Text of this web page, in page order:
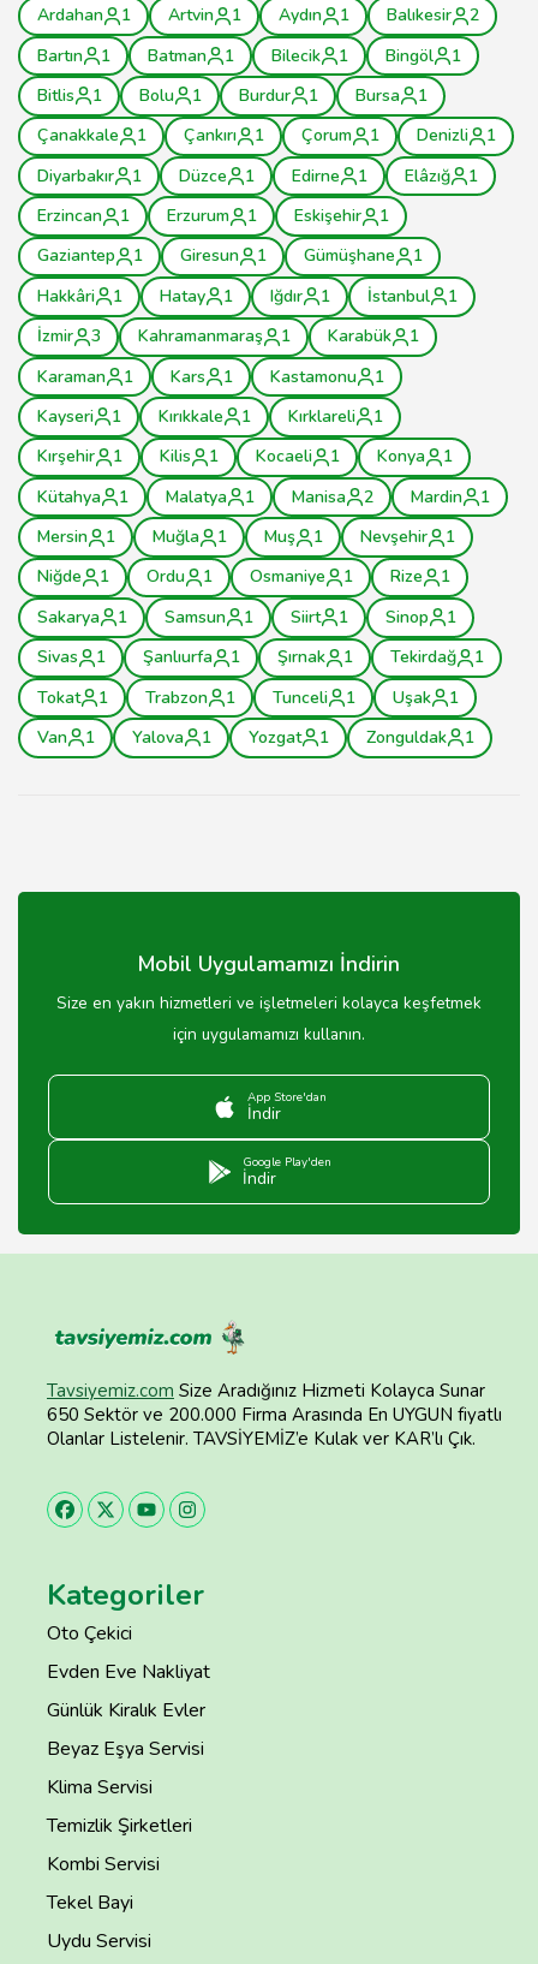
Ardahan 1 Artvin 1 Aydın 1 Balıkesir
2
Bartın
1 Batman 1 Bilecik 1 Bingöl
1
Bitlis
1 Bolu 1 Burdur 1 Bursa
1
Çanakkale
1 Çankırı 1 Çorum 1 Denizli
1
Diyarbakır
1 Düzce 1 Edirne 1 Elâzığ
1
Erzincan
1 Erzurum 1 Eskişehir
1
Gaziantep
1 Giresun 1 Gümüşhane
1
Hakkâri
1 Hatay 1 Iğdır 1 İstanbul
1
İzmir
3 Kahramanmaraş 1 Karabük
1
Karaman
1 Kars 1 Kastamonu
1
Kayseri
1 Kırıkkale 1 Kırklareli
1
Kırşehir
1 Kilis 1 Kocaeli 1 Konya
1
Kütahya
1 Malatya 1 Manisa 2 Mardin
1
Mersin
1 Muğla 1 Muş 1 Nevşehir
1
Niğde
1 Ordu 1 Osmaniye 1 Rize
1
Sakarya
1 Samsun 1 Siirt 1 Sinop
1
Sivas
1 Şanlıurfa 1 Şırnak 1 Tekirdağ
1
Tokat
1 Trabzon 1 Tunceli 1 Uşak
1
Van
1 Yalova 1 Yozgat 1 Zonguldak 1
Mobil Uygulamamızı İndirin
Size en yakın hizmetleri ve işletmeleri kolayca keşfetmek
için uygulamamızı kullanın.
App Store'dan
İndir
Google Play'den
İndir
Tavsiyemiz.com Size Aradığınız Hizmeti Kolayca Sunar
650 Sektör ve 200.000 Firma Arasında En UYGUN fiyatlı
Olanlar Listelenir. TAVSİYEMİZ’e Kulak ver KAR’lı Çık.
Kategoriler
Oto Çekici
Evden Eve Nakliyat
Günlük Kiralık Evler
Beyaz Eşya Servisi
Klima Servisi
Temizlik Şirketleri
Kombi Servisi
Tekel Bayi
Uydu Servisi